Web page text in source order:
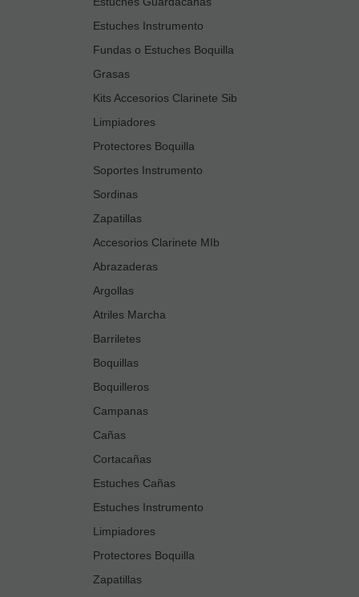
Estuches Instrumento
Fundas o Estuches Boquilla
Grasas
Kits Accesorios Clarinete Sib
Limpiadores
Protectores Boquilla
Soportes Instrumento
Sordinas
Zapatillas
Accesorios Clarinete MIb
Abrazaderas
Argollas
Atriles Marcha
Barriletes
Boquillas
Boquilleros
Campanas
Cañas
Cortacañas
Estuches Cañas
Estuches Instrumento
Limpiadores
Protectores Boquilla
Zapatillas